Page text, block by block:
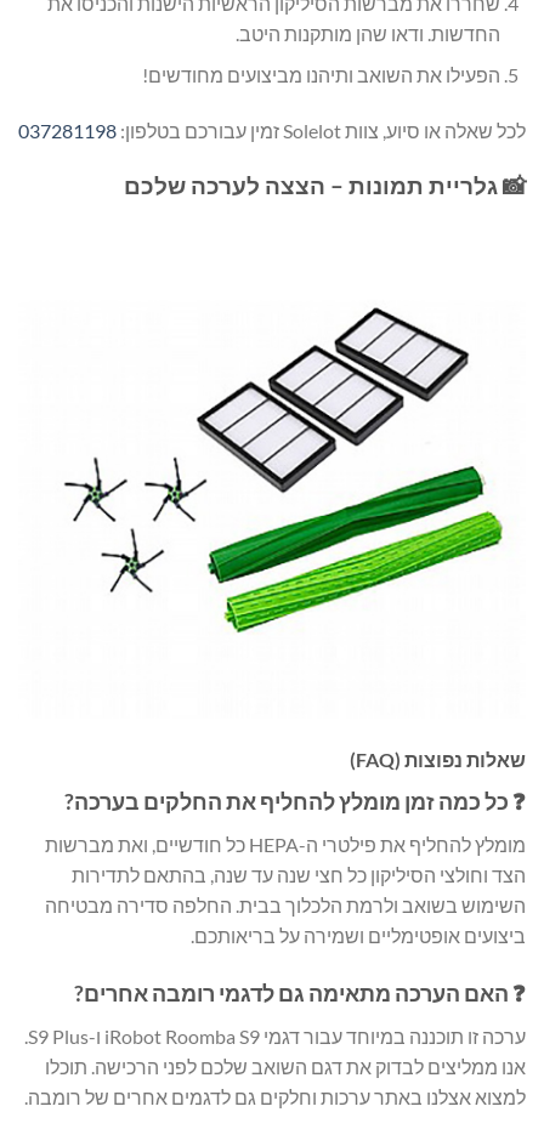
החדשות. ודאו שהן מותקנות היטב.
הפעילו את השואב ותיהנו מביצועים מחודשים!
לכל שאלה או סיוע, צוות Solelot זמין עבורכם בטלפון: 037281198
📸 גלריית תמונות – הצצה לערכה שלכם
שאלות נפוצות (FAQ)
❓ כל כמה זמן מומלץ להחליף את החלקים בערכה?
מומלץ להחליף את פילטרי ה-HEPA כל חודשיים, ואת מברשות
הצד וחולצי הסיליקון כל חצי שנה עד שנה, בהתאם לתדירות
השימוש בשואב ולרמת הלכלוך בבית. החלפה סדירה מבטיחה
ביצועים אופטימליים ושמירה על בריאותכם.
❓ האם הערכה מתאימה גם לדגמי רומבה אחרים?
ערכה זו תוכננה במיוחד עבור דגמי iRobot Roomba S9 ו-S9 Plus.
אנו ממליצים לבדוק את דגם השואב שלכם לפני הרכישה. תוכלו
למצוא אצלנו באתר ערכות וחלקים גם לדגמים אחרים של רומבה.